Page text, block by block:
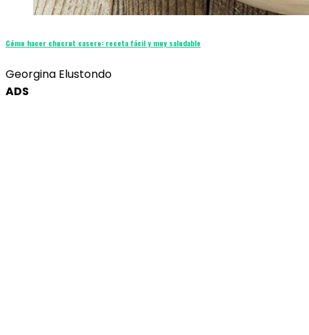
Cómo hacer chucrut casero: receta fácil y muy saludable
Georgina Elustondo
ADS